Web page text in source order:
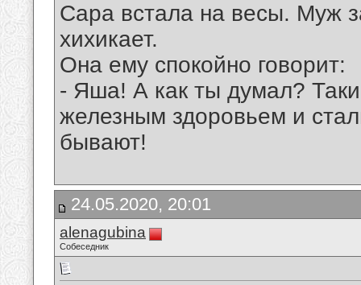
Сара встала на весы. Муж
хихикает.
Она ему спокойно говорит:
- Яша! А как ты думал?
железным здоровьем и
бывают!
24.05.2020, 20:01
alenagubina
Собеседник